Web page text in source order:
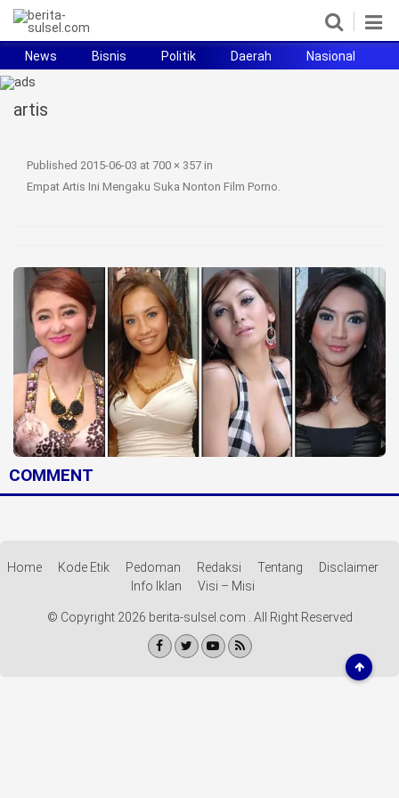
Home
Politik
Otomotif
Hukum
Sport
Life Style
Profil
Opini
More
News Bisnis Politik Daerah Nasional
artis
Published 2015-06-03 at 700 × 357 in
Empat Artis Ini Mengaku Suka Nonton Film Porno.
COMMENT
Home Kode Etik Pedoman Redaksi Tentang
Disclaimer
Info Iklan
Visi – Misi
© Copyright 2026 berita-sulsel.com . All Right Reserved